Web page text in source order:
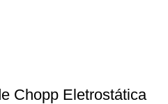
Chopp Eletrostática